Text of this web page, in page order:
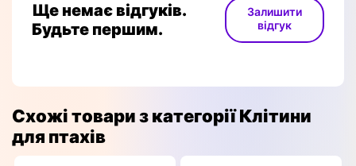
Ще немає відгуків.
Будьте першим.
Залишити
відгук
Схожі товари з категорії Клітини
для птахів